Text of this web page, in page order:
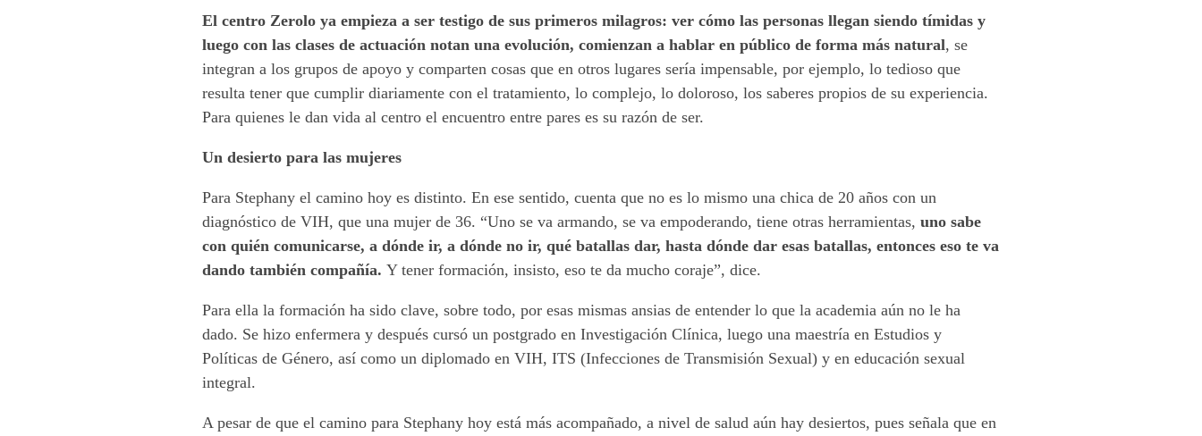
El centro Zerolo ya empieza a ser testigo de sus primeros milagros: ver cómo las personas llegan siendo tímidas y
luego con las clases de actuación notan una evolución, comienzan a hablar en público de forma más natural, se
integran a los grupos de apoyo y comparten cosas que en otros lugares sería impensable, por ejemplo, lo tedioso que
resulta tener que cumplir diariamente con el tratamiento, lo complejo, lo doloroso, los saberes propios de su experiencia.
Para quienes le dan vida al centro el encuentro entre pares es su razón de ser.
Un desierto para las mujeres
Para Stephany el camino hoy es distinto. En ese sentido, cuenta que no es lo mismo una chica de 20 años con un
diagnóstico de VIH, que una mujer de 36. “Uno se va armando, se va empoderando, tiene otras herramientas,uno sabe
con quién comunicarse, a dónde ir, a dónde no ir, qué batallas dar, hasta dónde dar esas batallas, entonces eso te va
dando también compañía.Y tener formación, insisto, eso te da mucho coraje”, dice.
Para ella la formación ha sido clave, sobre todo, por esas mismas ansias de entender lo que la academia aún no le ha
dado. Se hizo enfermera y después cursó un postgrado en Investigación Clínica, luego una maestría en Estudios y
Políticas de Género, así como un diplomado en VIH, ITS (Infecciones de Transmisión Sexual) y en educación sexual
integral.
A pesar de que el camino para Stephany hoy está más acompañado, a nivel de salud aún hay desiertos, pues señala que en